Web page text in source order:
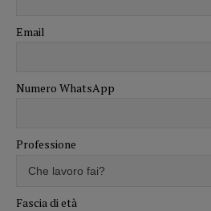
Email
Numero WhatsApp
Professione
Fascia di età